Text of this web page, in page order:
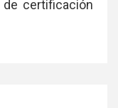
certificación